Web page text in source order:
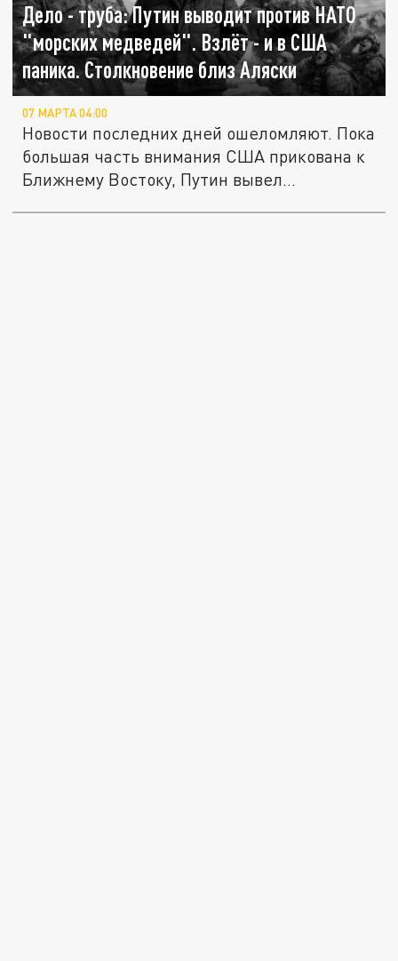
Дело - труба: Путин выводит против НАТО
"морских медведей". Взлёт - и в США
паника. Столкновение близ Аляски
07 МАРТА 04:00
Новости последних дней ошеломляют. Пока
большая часть внимания США прикована к
Ближнему Востоку, Путин вывел...